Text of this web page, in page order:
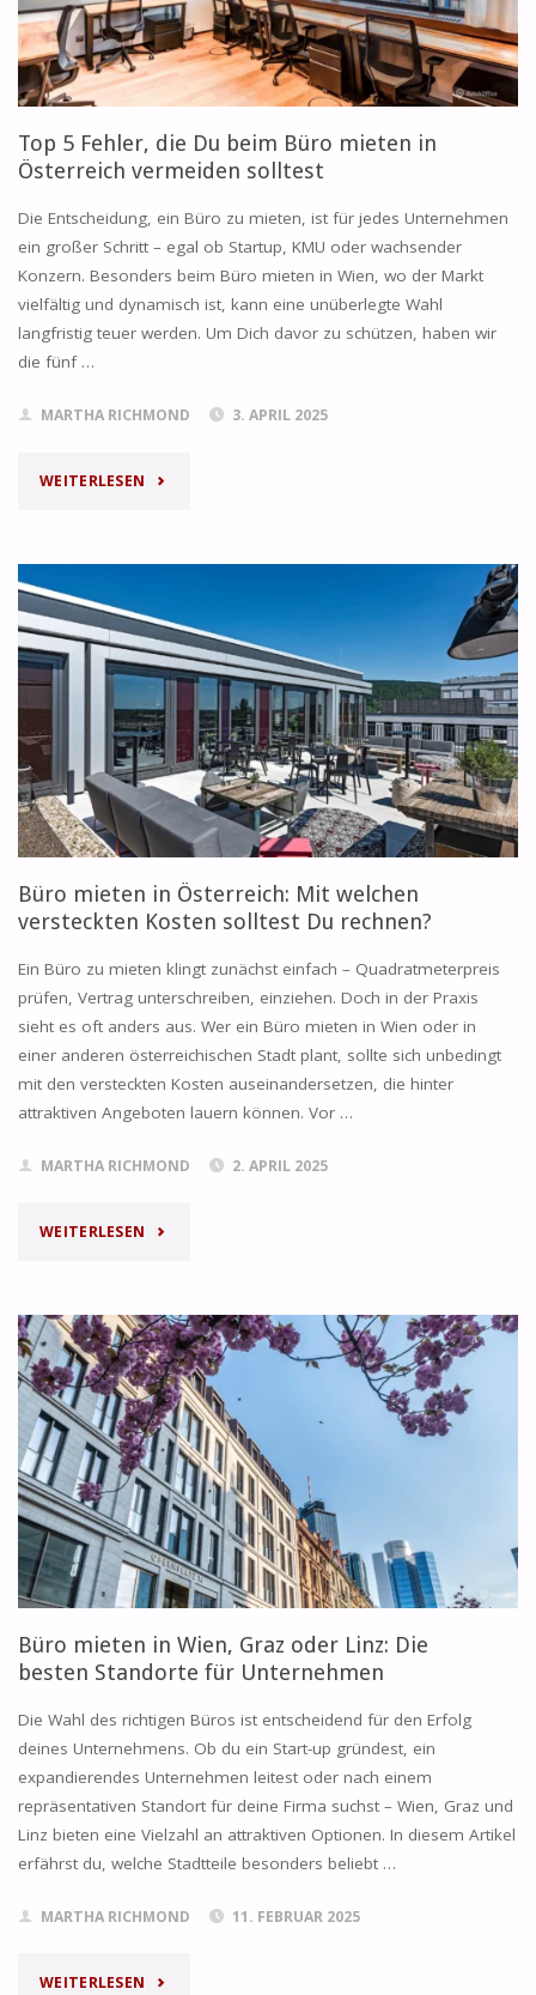
ÜR E
IN W
ACHSENDES T
Top 5 Fehler, die Du beim Büro mieten in
Österreich vermeiden solltest
Die Entscheidung, ein Büro zu mieten, ist für jedes Unternehmen
ein großer Schritt – egal ob Startup, KMU oder wachsender
Konzern. Besonders beim Büro mieten in Wien, wo der Markt
vielfältig und dynamisch ist, kann eine unüberlegte Wahl
langfristig teuer werden. Um Dich davor zu schützen, haben wir
die fünf …
MARTHA RICHMOND 3. APRIL 2025
WEITERLESEN "TOP
DIE
DU
BEIM
BÜRO
MIETEN
IN
ÖSTERREICH
SOLLTEST"
Büro mieten in Österreich: Mit welchen
versteckten Kosten solltest Du rechnen?
Ein Büro zu mieten klingt zunächst einfach – Quadratmeterpreis
prüfen, Vertrag unterschreiben, einziehen. Doch in der Praxis
sieht es oft anders aus. Wer ein Büro mieten in Wien oder in
einer anderen österreichischen Stadt plant, sollte sich unbedingt
mit den versteckten Kosten auseinandersetzen, die hinter
attraktiven Angeboten lauern können. Vor …
MARTHA RICHMOND 2. APRIL 2025
WEITERLESEN "BÜRO
IN
ÖSTERREICH:
MIT
WELCHEN
VERSTECKTEN
KOSTEN
SOLLTEST
DU
Büro mieten in Wien, Graz oder Linz: Die
besten Standorte für Unternehmen
Die Wahl des richtigen Büros ist entscheidend für den Erfolg
deines Unternehmens. Ob du ein Start-up gründest, ein
expandierendes Unternehmen leitest oder nach einem
repräsentativen Standort für deine Firma suchst – Wien, Graz und
Linz bieten eine Vielzahl an attraktiven Optionen. In diesem Artikel
erfährst du, welche Stadtteile besonders beliebt …
MARTHA RICHMOND 11. FEBRUAR 2025
WEITERLESEN "BÜRO